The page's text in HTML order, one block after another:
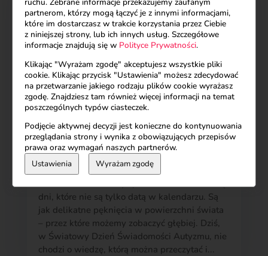
Książka Z innego świata
Nie inność - lecz inny sposób czucia świata Są
dni, które nie są tylko datą w kalendarzu. Są
jak delikatne pęknięcia w powierzchni świata
– przez które możemy zobaczyć głębiej. Dziś,
w Światowy Dzień Świadomości Autyzmu, nie
chodzi o wiedzę, którą można przeczytać i...
partnerom, którzy mogą łączyć je z innymi informacjami,
które im dostarczasz w trakcie korzystania przez Ciebie
z niniejszej strony, lub ich innych usług. Szczegółowe
informacje znajdują się w Polityce Prywatności.
Klikając "Wyrażam zgodę" akceptujesz wszystkie pliki
cookie. Klikając przycisk "Ustawienia" możesz zdecydować
na przetwarzanie jakiego rodzaju plików cookie wyrażasz
zgodę. Znajdziesz tam również więcej informacji na temat
poszczególnych typów ciasteczek.
Podjęcie aktywnej decyzji jest konieczne do kontynuowania
przeglądania strony i wynika z obowiązujących przepisów
prawa oraz wymagań naszych partnerów.
Ustawienia Wyrażam zgodę